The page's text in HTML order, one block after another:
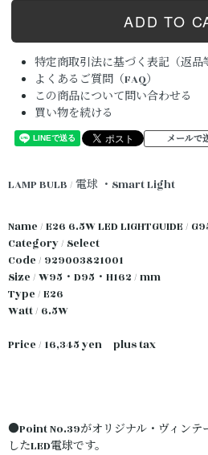
特定商取引法に基づく表記（返品
よくあるご質問（FAQ）
この商品について問い合わせる
買い物を続ける
メールで
LAMP BULB / 電球 ・Smart Light
Name / E26 6.5W LED LIGHTGUIDE /
Category / Select
Code / 929003821001
Size / W95・D95・H162 / mm
Type / E26
Watt / 6.5W
Price / 16,345 yen plus tax
●Point No.39がオリジナル・ヴィンテ
したLED電球です。